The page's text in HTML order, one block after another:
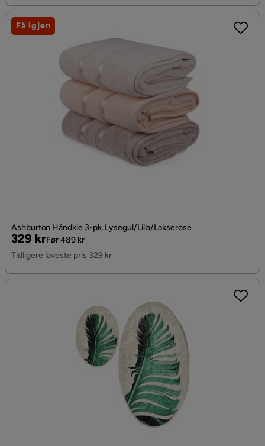
Ashburton Håndkle 3-pk, Lysegul/Lilla/Lakserose
Pris
329 kr
Original
Pris
Før 489 kr
Tidligere laveste pris 329 kr
Få igjen